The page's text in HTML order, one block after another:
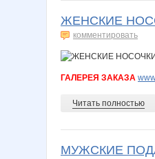
ЖЕНСКИЕ
комментировать
ГАЛЕРЕЯ ЗАКАЗА
Читать полностью
МУЖСКИЕ